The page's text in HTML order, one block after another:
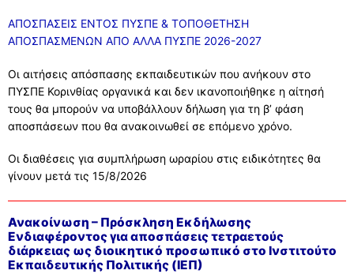
ΑΠΟΣΠΑΣΕΙΣ ΕΝΤΟΣ ΠΥΣΠΕ & ΤΟΠΟΘΕΤΗΣΗ
ΑΠΟΣΠΑΣΜΕΝΩΝ ΑΠΟ ΑΛΛΑ ΠΥΣΠΕ 2026-2027
Οι αιτήσεις απόσπασης εκπαιδευτικών που ανήκουν στο
ΠΥΣΠΕ Κορινθίας οργανικά και δεν ικανοποιήθηκε η αίτησή
τους θα μπορούν να υποβάλλουν δήλωση για τη β’ φάση
αποσπάσεων που θα ανακοινωθεί σε επόμενο χρόνο.
Οι διαθέσεις για συμπλήρωση ωραρίου στις ειδικότητες θα
γίνουν μετά τις 15/8/2026
Ανακοίνωση – Πρόσκληση Εκδήλωσης
Ενδιαφέροντος για αποσπάσεις τετραετούς
διάρκειας ως διοικητικό προσωπικό στο Ινστιτούτο
Εκπαιδευτικής Πολιτικής (ΙΕΠ)